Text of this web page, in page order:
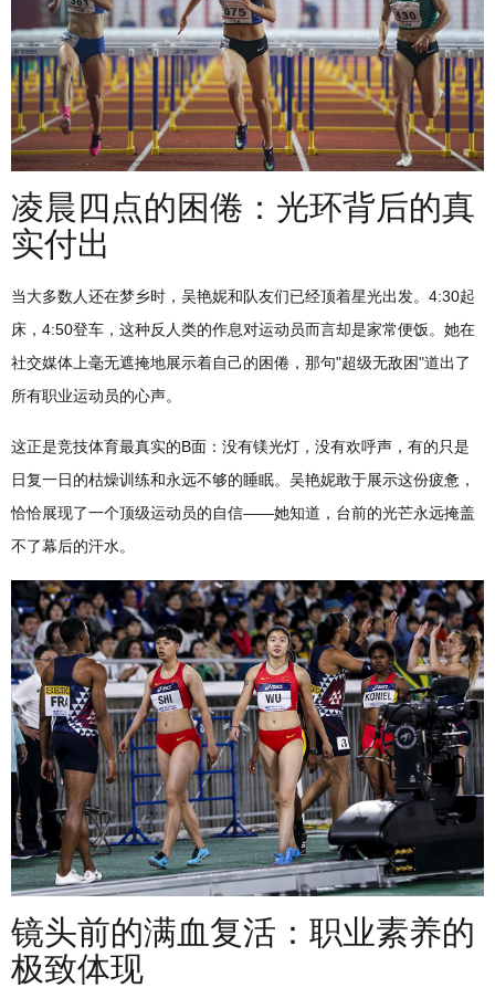
凌晨四点的困倦：光环背后的真
实付出
当大多数人还在梦乡时，吴艳妮和队友们已经顶着星光出发。4:30起
床，4:50登车，这种反人类的作息对运动员而言却是家常便饭。她在
社交媒体上毫无遮掩地展示着自己的困倦，那句"超级无敌困"道出了
所有职业运动员的心声。
这正是竞技体育最真实的B面：没有镁光灯，没有欢呼声，有的只是
日复一日的枯燥训练和永远不够的睡眠。吴艳妮敢于展示这份疲惫，
恰恰展现了一个顶级运动员的自信——她知道，台前的光芒永远掩盖
不了幕后的汗水。
镜头前的满血复活：职业素养的
极致体现